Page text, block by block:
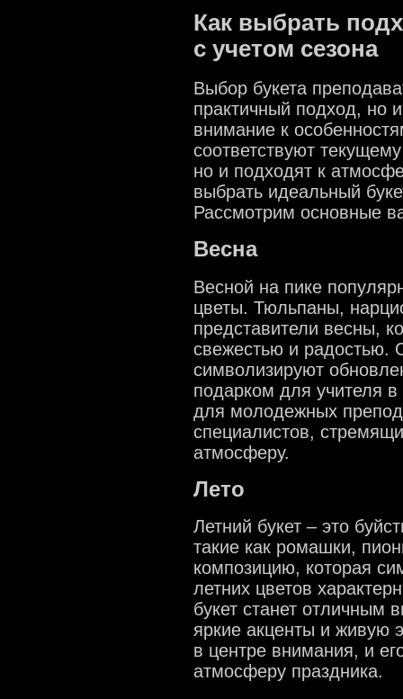
Как выбрать
с учетом сезона
Выбор букета
практичный подход, но
внимание к
соответствуют
но и подходят к
выбрать идеальный
Рассмотрим основные
Весна
Весной на пике
цветы. Тюльпаны,
представители весны,
свежестью и радостью.
символизируют
подарком для учителя
для молодежных
специалистов,
атмосферу.
Лето
Летний букет – это
такие как ромашки,
композицию, которая
летних цветов
букет станет отличным
яркие акценты и живую
в центре внимания, и
атмосферу праздника.